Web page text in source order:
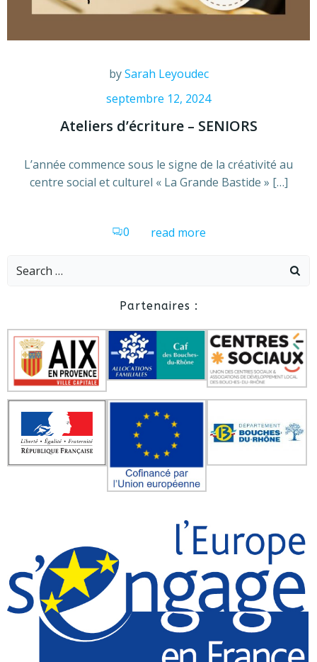
bySarah Leyoudec
septembre 12, 2024
Ateliers d’écriture – SENIORS
L’année commence sous le signe de la créativité au
centre social et culturel « La Grande Bastide » […]
0 read more
Search
Partenaires :